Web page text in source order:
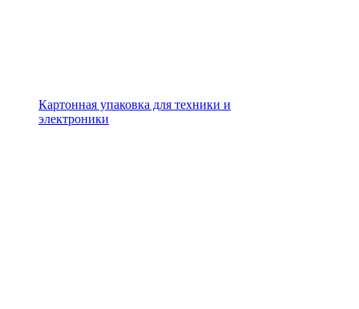
Картонная упаковка для техники и
электроники